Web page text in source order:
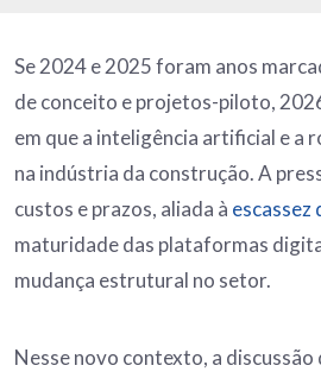
Se 2024 e 2025 foram anos
de conceito e projetos-piloto,
em que a inteligência artificial e a
na indústria da construção. A
custos e prazos, aliada à escassez
maturidade das plataformas
mudança estrutural no setor.
Nesse novo contexto, a discussão